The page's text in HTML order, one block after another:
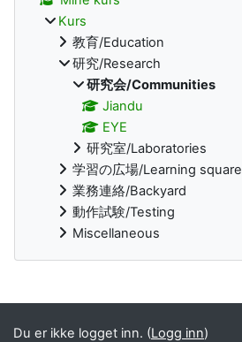
Kurs
教育/Education
研究/Research
研究会/Communities
Jiandu
EYE
研究室/Laboratories
学習の広場/Learning square
業務連絡/Backyard
動作試験/Testing
Miscellaneous
Blokker ekstrainnhold
Du er ikke logget inn. (Logg inn)